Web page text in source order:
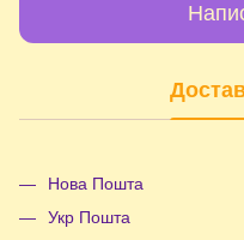
Нова Пошта
Укр Пошта